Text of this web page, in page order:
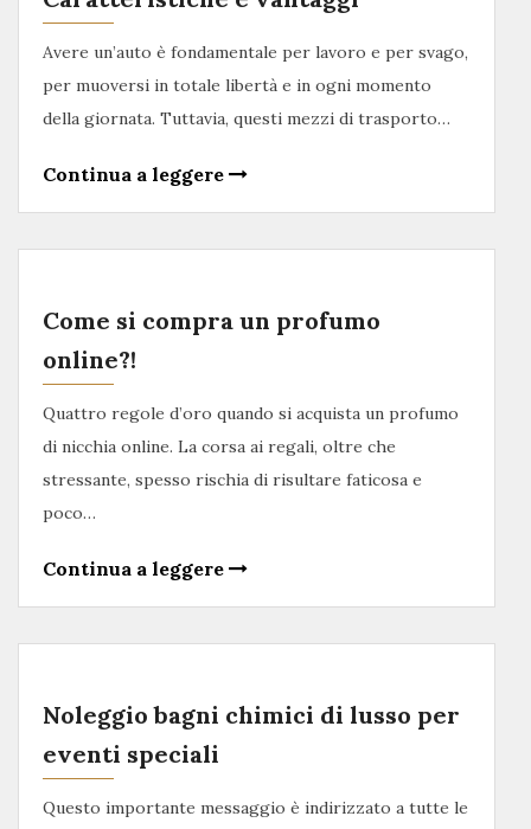
Avere un’auto è fondamentale per lavoro e per svago,
per muoversi in totale libertà e in ogni momento
della giornata. Tuttavia, questi mezzi di trasporto…
Continua a leggere
Come si compra un profumo
online?!
Quattro regole d’oro quando si acquista un profumo
di nicchia online. La corsa ai regali, oltre che
stressante, spesso rischia di risultare faticosa e
poco…
Continua a leggere
Noleggio bagni chimici di lusso per
eventi speciali
Questo importante messaggio è indirizzato a tutte le